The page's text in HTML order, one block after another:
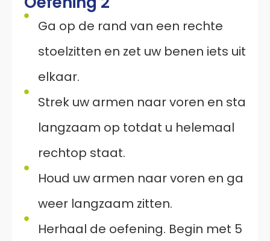
Ga op de rand van een rechte
stoelzitten en zet uw benen iets uit
elkaar.
Strek uw armen naar voren en sta
langzaam op totdat u helemaal
rechtop staat.
Houd uw armen naar voren en ga
weer langzaam zitten.
Herhaal de oefening. Begin met 5